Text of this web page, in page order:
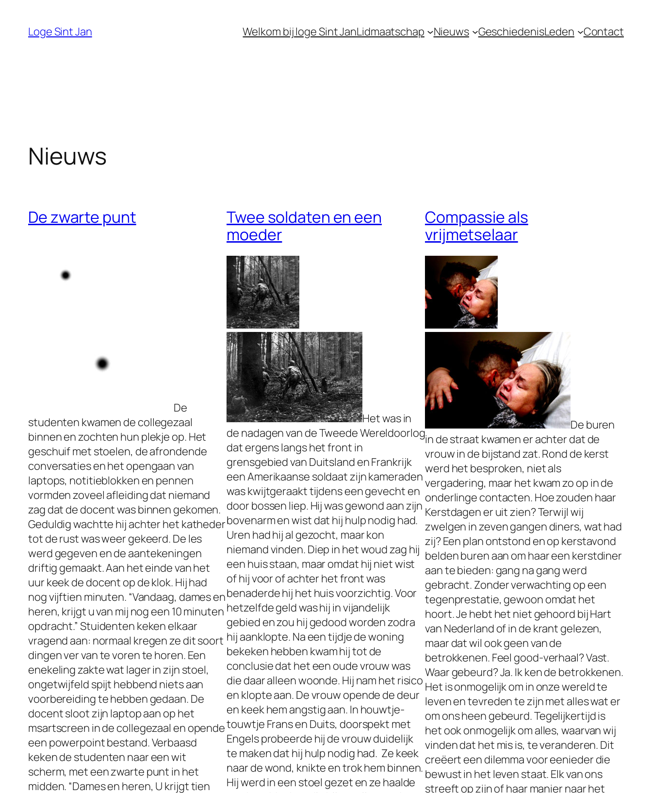
Loge Sint Jan Welkom bij loge Sint JanLidmaatschap Nieuws GeschiedenisLeden Contact
Nieuws
De zwarte punt
De
studenten kwamen de collegezaal
binnen en zochten hun plekje op. Het
geschuif met stoelen, de afrondende
conversaties en het opengaan van
laptops, notitieblokken en pennen
vormden zoveel afleiding dat niemand
zag dat de docent was binnen gekomen.
Geduldig wachtte hij achter het katheder
tot de rust was weer gekeerd. De les
werd gegeven en de aantekeningen
driftig gemaakt. Aan het einde van het
uur keek de docent op de klok. Hij had
nog vijftien minuten. “Vandaag, dames en
heren, krijgt u van mij nog een 10 minuten
opdracht.” Stuidenten keken elkaar
vragend aan: normaal kregen ze dit soort
dingen ver van te voren te horen. Een
enekeling zakte wat lager in zijn stoel,
ongetwijfeld spijt hebbend niets aan
voorbereiding te hebben gedaan. De
docent sloot zijn laptop aan op het
msartscreen in de collegezaal en opende
een powerpoint bestand. Verbaasd
keken de studenten naar een wit
scherm, met een zwarte punt in het
midden. “Dames en heren, U krijgt tien
Twee soldaten en een
moeder
Het was in
de nadagen van de Tweede Wereldoorlog
dat ergens langs het front in
grensgebied van Duitsland en Frankrijk
een Amerikaanse soldaat zijn kameraden
was kwijtgeraakt tijdens een gevecht en
door bossen liep. Hij was gewond aan zijn
bovenarm en wist dat hij hulp nodig had.
Uren had hij al gezocht, maar kon
niemand vinden. Diep in het woud zag hij
een huis staan, maar omdat hij niet wist
of hij voor of achter het front was
benaderde hij het huis voorzichtig. Voor
hetzelfde geld was hij in vijandelijk
gebied en zou hij gedood worden zodra
hij aanklopte. Na een tijdje de woning
bekeken hebben kwam hij tot de
conclusie dat het een oude vrouw was
die daar alleen woonde. Hij nam het risico
en klopte aan. De vrouw opende de deur
en keek hem angstig aan. In houwtje-
touwtje Frans en Duits, doorspekt met
Engels probeerde hij de vrouw duidelijk
te maken dat hij hulp nodig had. Ze keek
naar de wond, knikte en trok hem binnen.
Hij werd in een stoel gezet en ze haalde
Compassie als
vrijmetselaar
De buren
in de straat kwamen er achter dat de
vrouw in de bijstand zat. Rond de kerst
werd het besproken, niet als
vergadering, maar het kwam zo op in de
onderlinge contacten. Hoe zouden haar
Kerstdagen er uit zien? Terwijl wij
zwelgen in zeven gangen diners, wat had
zij? Een plan ontstond en op kerstavond
belden buren aan om haar een kerstdiner
aan te bieden: gang na gang werd
gebracht. Zonder verwachting op een
tegenprestatie, gewoon omdat het
hoort. Je hebt het niet gehoord bij Hart
van Nederland of in de krant gelezen,
maar dat wil ook geen van de
betrokkenen. Feel good-verhaal? Vast.
Waar gebeurd? Ja. Ik ken de betrokkenen.
Het is onmogelijk om in onze wereld te
leven en tevreden te zijn met alles wat er
om ons heen gebeurd. Tegelijkertijd is
het ook onmogelijk om alles, waarvan wij
vinden dat het mis is, te veranderen. Dit
creëert een dilemma voor eenieder die
bewust in het leven staat. Elk van ons
streeft op zijn of haar manier naar het